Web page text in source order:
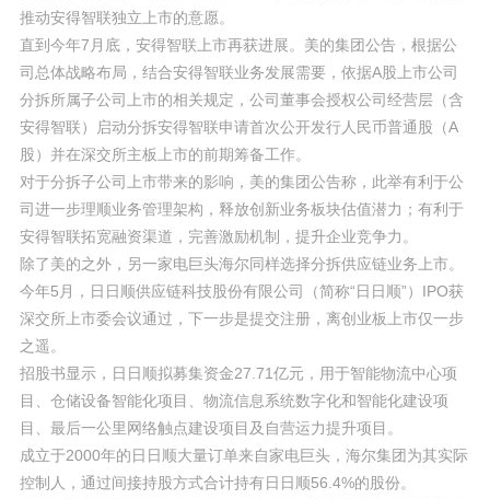
推动安得智联独立上市的意愿。
直到今年7月底，安得智联上市再获进展。美的集团公告，根据公
司总体战略布局，结合安得智联业务发展需要，依据A股上市公司
分拆所属子公司上市的相关规定，公司董事会授权公司经营层（含
安得智联）启动分拆安得智联申请首次公开发行人民币普通股（A
股）并在深交所主板上市的前期筹备工作。
对于分拆子公司上市带来的影响，美的集团公告称，此举有利于公
司进一步理顺业务管理架构，释放创新业务板块估值潜力；有利于
安得智联拓宽融资渠道，完善激励机制，提升企业竞争力。
除了美的之外，另一家电巨头海尔同样选择分拆供应链业务上市。
今年5月，日日顺供应链科技股份有限公司（简称“日日顺”）IPO获
深交所上市委会议通过，下一步是提交注册，离创业板上市仅一步
之遥。
招股书显示，日日顺拟募集资金27.71亿元，用于智能物流中心项
目、仓储设备智能化项目、物流信息系统数字化和智能化建设项
目、最后一公里网络触点建设项目及自营运力提升项目。
成立于2000年的日日顺大量订单来自家电巨头，海尔集团为其实际
控制人，通过间接持股方式合计持有日日顺56.4%的股份。